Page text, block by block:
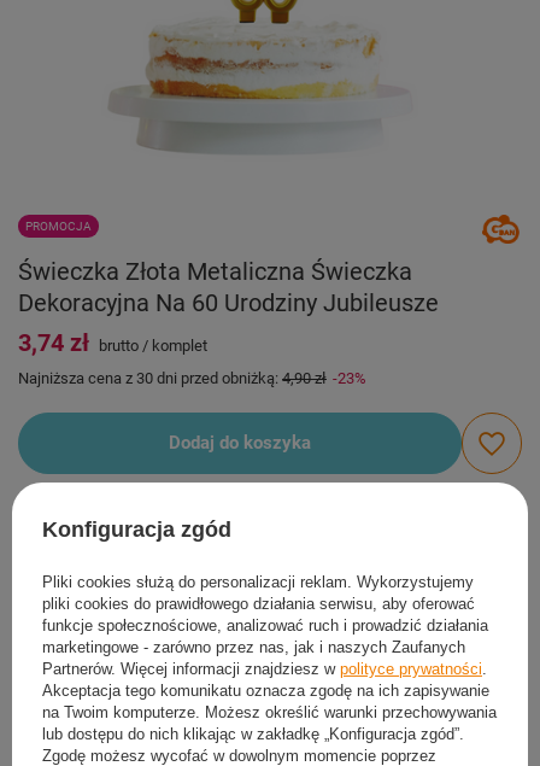
PROMOCJA
Świeczka Złota Metaliczna Świeczka
Dekoracyjna Na 60 Urodziny Jubileusze
3,74 zł
brutto / komplet
Najniższa cena z 30 dni przed obniżką: 4,90 zł -23%
Dodaj do koszyka
Produkt dostępny Wysyłkadzisiaj(70 komplety w magazynie)
Darmowa i szybka dostawaod50,00 zł
30dni na łatwy zwrot
Sprawdź, w którym sklepie obejrzysz i kupisz od ręki
Bezpieczne zakupy
Konfiguracja zgód
Pliki cookies służą do personalizacji reklam. Wykorzystujemy
pliki cookies do prawidłowego działania serwisu, aby oferować
funkcje społecznościowe, analizować ruch i prowadzić działania
marketingowe - zarówno przez nas, jak i naszych Zaufanych
Partnerów. Więcej informacji znajdziesz w polityce prywatności
Akceptacja tego komunikatu oznacza zgodę na ich zapisywanie
na Twoim komputerze. Możesz określić warunki przechowywania
lub dostępu do nich klikając w zakładkę „Konfiguracja zgód”.
Zgodę możesz wycofać w dowolnym momencie poprzez